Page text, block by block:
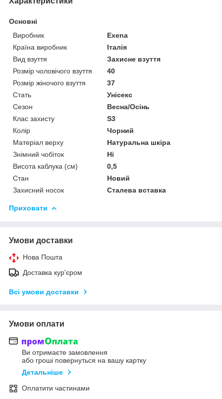
Основні
Виробник
Exena
Країна виробник
Італія
Вид взуття
Захисне взуття
Розмір чоловічого взуття
40
Розмір жіночого взуття
37
Стать
Унісекс
Сезон
Весна/Осінь
Клас захисту
S3
Колір
Чорний
Матеріал верху
Натуральна шкіра
Знімний чобіток
Ні
Висота каблука (см)
0,5
Стан
Новий
Захисний носок
Сталева вставка
Приховати
Умови доставки
Нова Пошта
Доставка кур'єром
Всі умови доставки
Умови оплати
Ви отримаєте замовлення
або гроші повернуться на вашу картку
Детальніше
Оплатити частинами